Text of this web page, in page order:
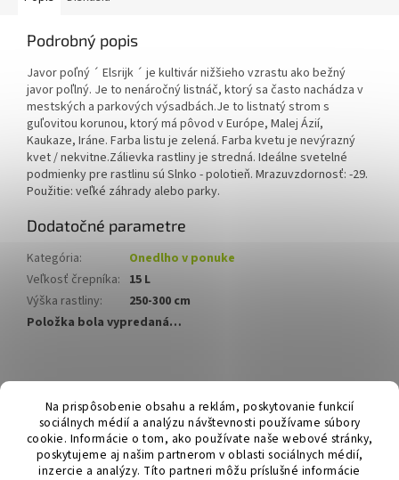
Na prispôsobenie obsahu a reklám, poskytovanie funkcií
sociálnych médií a analýzu návštevnosti používame súbory
cookie. Informácie o tom, ako používate naše webové stránky,
poskytujeme aj našim partnerom v oblasti sociálnych médií,
inzercie a analýzy. Títo partneri môžu príslušné informácie
Podrobný popis
Javor poľný ´ Elsrijk ´ je kultivár nižšieho vzrastu ako bežný
javor poľlný. Je to nenáročný listnáč, ktorý sa často nachádza v
mestských a parkových výsadbách.Je to listnatý strom s
guľovitou korunou, ktorý má pôvod v Európe, Malej Ázií,
Kaukaze, Iráne. Farba listu je zelená. Farba kvetu je nevýrazný
kvet / nekvitne.Zálievka rastliny je stredná. Ideálne svetelné
podmienky pre rastlinu sú Slnko - polotieň. Mrazuvzdornosť: -29.
Použitie: veľké záhrady alebo parky.
Dodatočné parametre
Kategória:
Onedlho v ponuke
Veľkosť črepníka: 15 L
Výška rastliny:
250-300 cm
Položka bola vypredaná…
á
Hurmikaki.com